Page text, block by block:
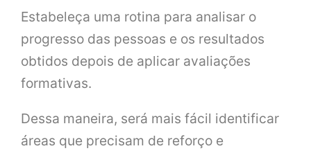
Estabeleça uma rotina para analisar o
progresso das pessoas e os resultados
obtidos depois de aplicar avaliações
formativas.
Dessa maneira, será mais fácil identificar
áreas que precisam de reforço e